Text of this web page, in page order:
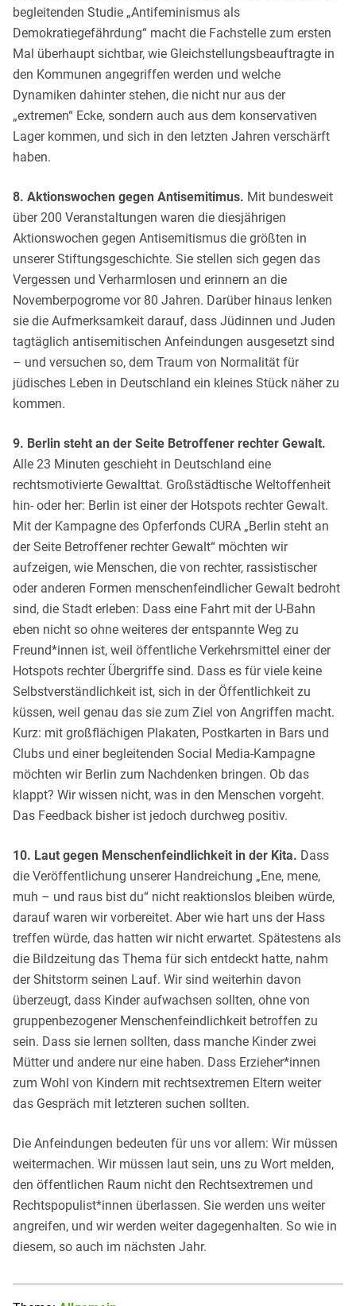
begleitenden Studie „Antifeminismus als
Demokratiegefährdung“ macht die Fachstelle zum ersten
Mal überhaupt sichtbar, wie Gleichstellungsbeauftragte in
den Kommunen angegriffen werden und welche
Dynamiken dahinter stehen, die nicht nur aus der
„extremen“ Ecke, sondern auch aus dem konservativen
Lager kommen, und sich in den letzten Jahren verschärft
haben.
8. Aktionswochen gegen Antisemitimus. Mit bundesweit
über 200 Veranstaltungen waren die diesjährigen
Aktionswochen gegen Antisemitismus die größten in
unserer Stiftungsgeschichte. Sie stellen sich gegen das
Vergessen und Verharmlosen und erinnern an die
Novemberpogrome vor 80 Jahren. Darüber hinaus lenken
sie die Aufmerksamkeit darauf, dass Jüdinnen und Juden
tagtäglich antisemitischen Anfeindungen ausgesetzt sind
– und versuchen so, dem Traum von Normalität für
jüdisches Leben in Deutschland ein kleines Stück näher zu
kommen.
9. Berlin steht an der Seite Betroffener rechter Gewalt.
Alle 23 Minuten geschieht in Deutschland eine
rechtsmotivierte Gewalttat. Großstädtische Weltoffenheit
hin- oder her: Berlin ist einer der Hotspots rechter Gewalt.
Mit der Kampagne des Opferfonds CURA „Berlin steht an
der Seite Betroffener rechter Gewalt“ möchten wir
aufzeigen, wie Menschen, die von rechter, rassistischer
oder anderen Formen menschenfeindlicher Gewalt bedroht
sind, die Stadt erleben: Dass eine Fahrt mit der U-Bahn
eben nicht so ohne weiteres der entspannte Weg zu
Freund*innen ist, weil öffentliche Verkehrsmittel einer der
Hotspots rechter Übergriffe sind. Dass es für viele keine
Selbstverständlichkeit ist, sich in der Öffentlichkeit zu
küssen, weil genau das sie zum Ziel von Angriffen macht.
Kurz: mit großflächigen Plakaten, Postkarten in Bars und
Clubs und einer begleitenden Social Media-Kampagne
möchten wir Berlin zum Nachdenken bringen. Ob das
klappt? Wir wissen nicht, was in den Menschen vorgeht.
Das Feedback bisher ist jedoch durchweg positiv.
10. Laut gegen Menschenfeindlichkeit in der Kita. Dass
die Veröffentlichung unserer Handreichung „Ene, mene,
muh – und raus bist du“ nicht reaktionslos bleiben würde,
darauf waren wir vorbereitet. Aber wie hart uns der Hass
treffen würde, das hatten wir nicht erwartet. Spätestens als
die Bildzeitung das Thema für sich entdeckt hatte, nahm
der Shitstorm seinen Lauf. Wir sind weiterhin davon
überzeugt, dass Kinder aufwachsen sollten, ohne von
gruppenbezogener Menschenfeindlichkeit betroffen zu
sein. Dass sie lernen sollten, dass manche Kinder zwei
Mütter und andere nur eine haben. Dass Erzieher*innen
zum Wohl von Kindern mit rechtsextremen Eltern weiter
das Gespräch mit letzteren suchen sollten.
Die Anfeindungen bedeuten für uns vor allem: Wir müssen
weitermachen. Wir müssen laut sein, uns zu Wort melden,
den öffentlichen Raum nicht den Rechtsextremen und
Rechtspopulist*innen überlassen. Sie werden uns weiter
angreifen, und wir werden weiter dagegenhalten. So wie in
diesem, so auch im nächsten Jahr.